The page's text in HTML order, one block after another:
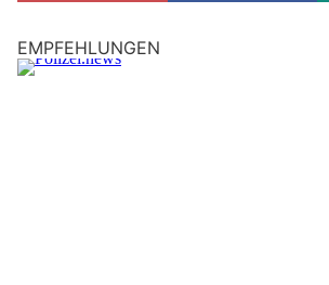
EMPFEHLUNGEN